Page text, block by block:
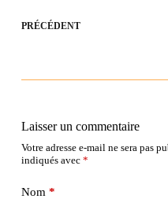
PRÉCÉDENT
Laisser un commentaire
Votre adresse e-mail ne sera pas
indiqués avec *
Nom *